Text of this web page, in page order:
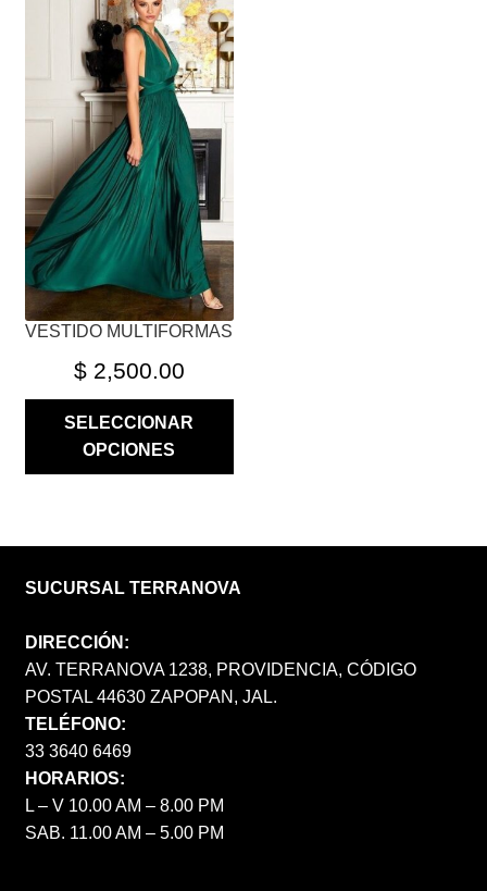
VESTIDO MULTIFORMAS
$2,500.00
SELECCIONAR
OPCIONES
PRODUCTO
MÚLTIPLES
VARIANTES.
LAS
OPCIONES
SE
PUEDEN
ELEGIR
EN
LA
PÁGINA
DE
PRODUCTO
SUCURSAL TERRANOVA
DIRECCIÓN:
AV. TERRANOVA 1238, PROVIDENCIA, CÓDIGO
POSTAL 44630 ZAPOPAN, JAL.
TELÉFONO:
33 3640 6469
HORARIOS:
L – V 10.00 AM – 8.00 PM
SAB. 11.00 AM – 5.00 PM